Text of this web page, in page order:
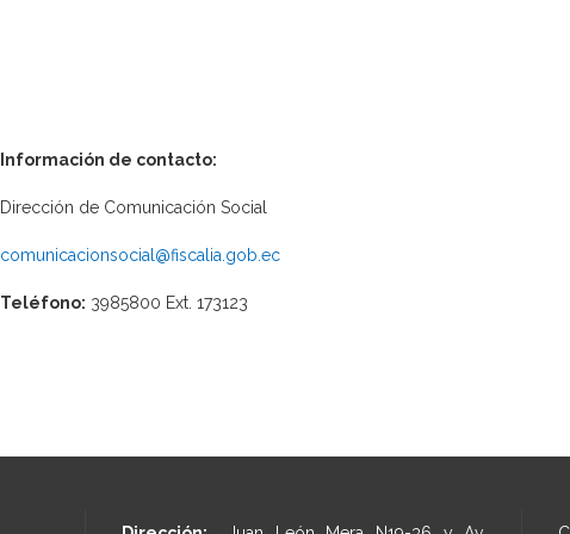
Información de contacto:
Dirección de Comunicación Social
comunicacionsocial@fiscalia.gob.ec
Teléfono: 3985800 Ext. 173123